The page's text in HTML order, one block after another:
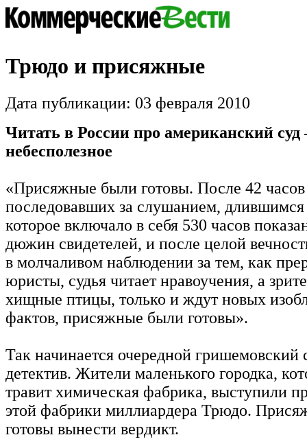
Трюдо и присяжные
Дата публикации: 03 февраля 2010
Читать в России про американский
небесполезное
«Присяжные были готовы. После 42
последовавших за слушанием, длившимся
которое включало в себя 530 часов
дюжин свидетелей, и после целой
в молчаливом наблюдении за тем, как
юристы, судья читает нравоучения, а
хищные птицы, только и ждут новых
фактов, присяжные были готовы».
Так начинается очередной гришемовский
детектив. Жители маленького городка,
травит химическая фабрика, выступили
этой фабрики миллиардера Трюдо.
готовы вынести вердикт.